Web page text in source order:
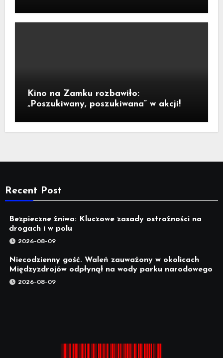
Kino na Zamku rozbawiło:
„Poszukiwany, poszukiwana” w akcji!
Recent Post
Bezpieczne żniwa: Kluczowe zasady ostrożności na
drogach i w polu
2026-08-09
Niecodzienny gość. Waleń zauważony w okolicach
Międzyzdrojów odpłynął na wody parku narodowego
2026-08-09